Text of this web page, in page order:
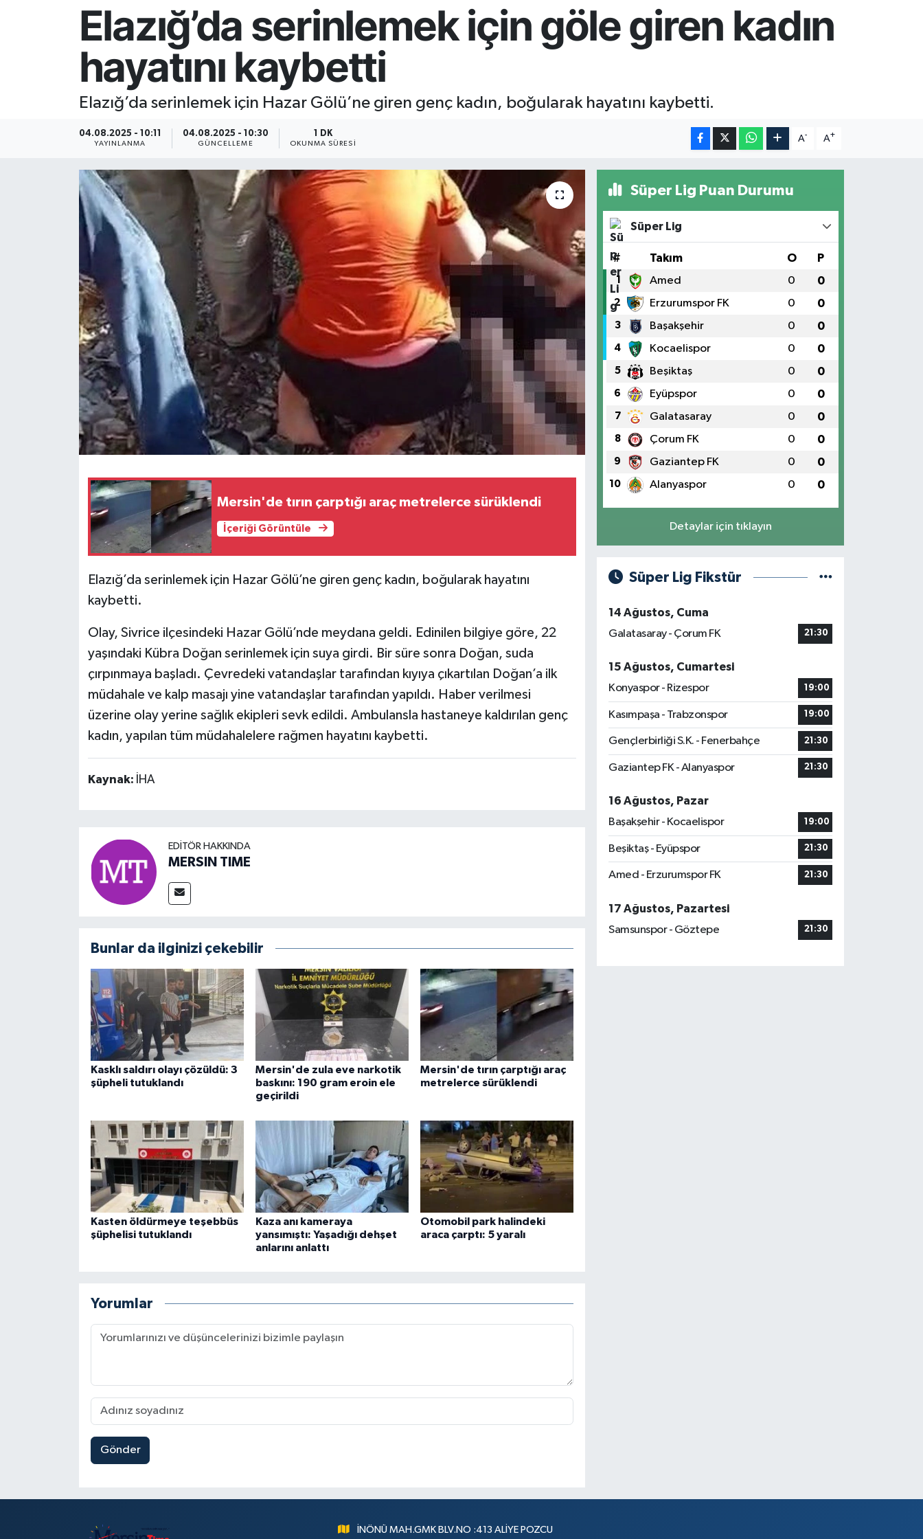
Elazığ’da serinlemek için göle giren kadın
hayatını kaybetti
Elazığ’da serinlemek için Hazar Gölü’ne giren genç kadın, boğularak hayatını kaybetti.
04.08.2025 - 10:11
YAYINLANMA
04.08.2025 - 10:30
GÜNCELLEME
1 DK
OKUNMA SÜRESI
A- A+
Mersin'de tırın çarptığı araç metrelerce sürüklendi
İçeriği Görüntüle
Elazığ’da serinlemek için Hazar Gölü’ne giren genç kadın, boğularak hayatını
kaybetti.
Olay, Sivrice ilçesindeki Hazar Gölü’nde meydana geldi. Edinilen bilgiye göre, 22
yaşındaki Kübra Doğan serinlemek için suya girdi. Bir süre sonra Doğan, suda
çırpınmaya başladı. Çevredeki vatandaşlar tarafından kıyıya çıkartılan Doğan’a ilk
müdahale ve kalp masajı yine vatandaşlar tarafından yapıldı. Haber verilmesi
üzerine olay yerine sağlık ekipleri sevk edildi. Ambulansla hastaneye kaldırılan genç
kadın, yapılan tüm müdahalelere rağmen hayatını kaybetti.
Kaynak: İHA
EDITÖR HAKKINDA
MERSIN TIME
Bunlar da ilginizi çekebilir
Kasklı saldırı olayı çözüldü: 3
şüpheli tutuklandı
Mersin'de zula eve narkotik
baskını: 190 gram eroin ele
geçirildi
Mersin'de tırın çarptığı araç
metrelerce sürüklendi
Kasten öldürmeye teşebbüs
şüphelisi tutuklandı
Kaza anı kameraya
yansımıştı: Yaşadığı dehşet
anlarını anlattı
Otomobil park halindeki
araca çarptı: 5 yaralı
Yorumlar
Gönder
Süper Lig Puan Durumu
Süper Lig
# Takım O P
1 Amed 0 0
2 Erzurumspor FK 0 0
3 Başakşehir 0 0
4 Kocaelispor 0 0
5 Beşiktaş 0 0
6 Eyüpspor 0 0
7 Galatasaray 0 0
8 Çorum FK 0 0
9 Gaziantep FK 0 0
10 Alanyaspor 0 0
Detaylar için tıklayın
Süper Lig Fikstür
14 Ağustos, Cuma
Galatasaray - Çorum FK
21:30
15 Ağustos, Cumartesi
Konyaspor - Rizespor
19:00
Kasımpaşa - Trabzonspor 19:00
Gençlerbirliği S.K. - Fenerbahçe 21:30
Gaziantep FK - Alanyaspor 21:30
16 Ağustos, Pazar
Başakşehir - Kocaelispor
19:00
Beşiktaş - Eyüpspor 21:30
Amed - Erzurumspor FK 21:30
17 Ağustos, Pazartesi
Samsunspor - Göztepe
21:30
İNÖNÜ MAH.GMK BLV.NO :413 ALİYE POZCU
Resmi İlan